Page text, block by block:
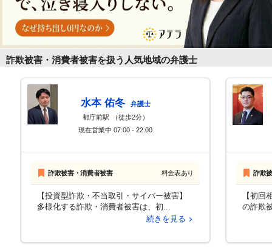
詐欺被害・消費者被害を扱う人気地域の弁護士
水本 佑冬
弁護士
都庁前駅
（徒歩2分）
現在営業中 07:00 - 22:00
詐欺被害・消費者被害 料金表あり
【投資型詐欺・不当取引・サイバー被害】
多様化する詐欺・消費者被害は、初...
続きを見る
詐欺
【初回
の詐欺